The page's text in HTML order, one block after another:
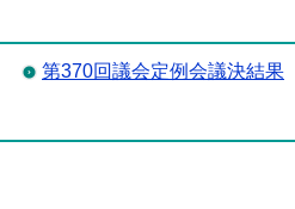
第370回議会定例会議決結果